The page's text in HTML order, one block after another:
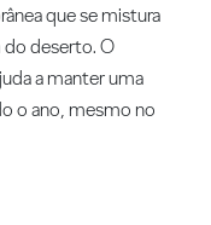
que se mistura
deserto. O
a manter uma
o ano, mesmo no